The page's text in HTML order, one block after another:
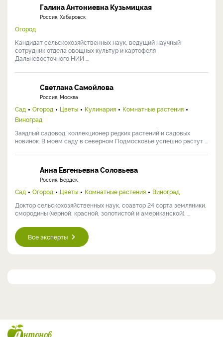
Галина Антониевна Кузьмицкая
Россия, Хабаровск
Огород
Кандидат сельскохозяйственных наук, ведущий научный
сотрудник отдела овощных культур и картофеля
Дальневосточного НИИ ...
Светлана Самойлова
Россия, Москва
Сад Огород Цветы Кулинария
Комнатные растения
Виноград
Заядлый садовод, коллекционер редких растений и садовых
новинок. В моем саду в северном Подмосковье успешно растут ...
Анна Евгеньевна Соловьева
Россия, Бердск
Сад Огород Цветы Комнатные растения
Виноград
Доктор сельскохозяйственных наук, соавтор 24 сорта земляники,
смородины (чёрной, красной, золотистой и американской), ...
Все эксперты